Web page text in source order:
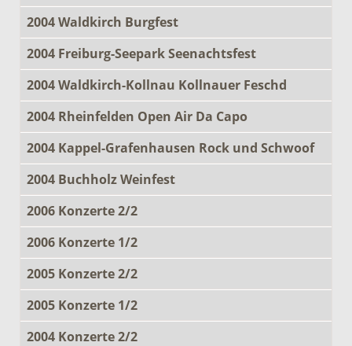
2004 Waldkirch Burgfest
2004 Freiburg-Seepark Seenachtsfest
2004 Waldkirch-Kollnau Kollnauer Feschd
2004 Rheinfelden Open Air Da Capo
2004 Kappel-Grafenhausen Rock und Schwoof
2004 Buchholz Weinfest
2006 Konzerte 2/2
2006 Konzerte 1/2
2005 Konzerte 2/2
2005 Konzerte 1/2
2004 Konzerte 2/2